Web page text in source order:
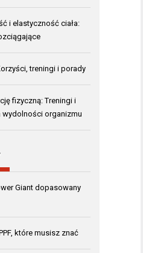
i elastyczność ciała:
treningi i porady
fizyczną: Treningi i
organizmu
Giant dopasowany
które musisz znać